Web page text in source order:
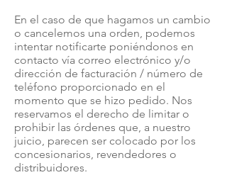
En el caso de que hagamos un cambio
o cancelemos una orden, podemos
intentar notificarte poniéndonos en
contacto vía correo electrónico y/o
dirección de facturación / número de
teléfono proporcionado en el
momento que se hizo pedido. Nos
reservamos el derecho de limitar o
prohibir las órdenes que, a nuestro
juicio, parecen ser colocado por los
concesionarios, revendedores o
distribuidores.